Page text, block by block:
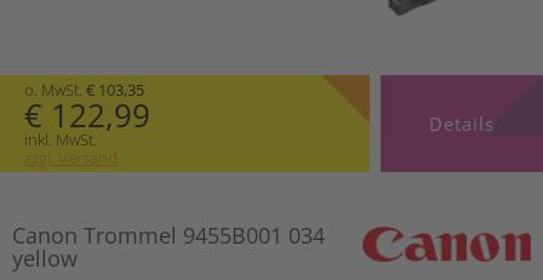
o. MwSt. € 103,35
€ 122,99
inkl. MwSt.
zzgl. Versand
Details
Canon Trommel 9455B001 034
yellow